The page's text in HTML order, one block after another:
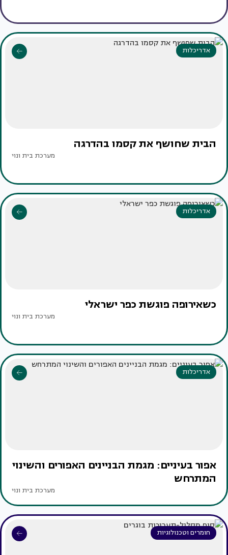
אדריכלות
הבית שחושף את קסמו בהדרגה
מערכת בית ונוי
אדריכלות
כשאירופה פוגשת כפר ישראלי
מערכת בית ונוי
אדריכלות
אפור בעיניים: מגמת הבניינים האפורים והשינוי
המתרחש
מערכת בית ונוי
חומרים וטכנולוגיות